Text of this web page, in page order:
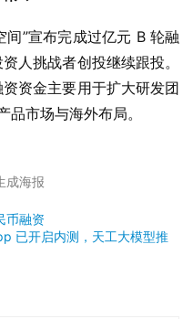
间”宣布完成过亿元 B 轮融
人挑战者创投继续跟投。
资金主要用于扩大研发团
市场与海外布局。
成海报
币融资
已开启内测，天工大模型推